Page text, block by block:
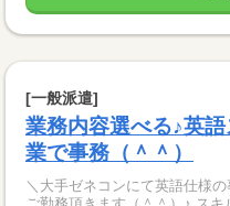
[一般派遣]
業務内容選べる♪英
業で事務（＾＾）
＼大手ゼネコンにて英語仕様の事務のお仕